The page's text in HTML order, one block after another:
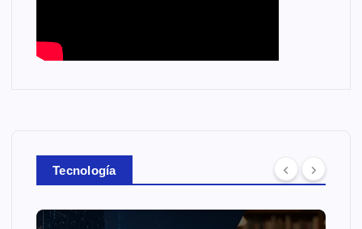
Tecnología